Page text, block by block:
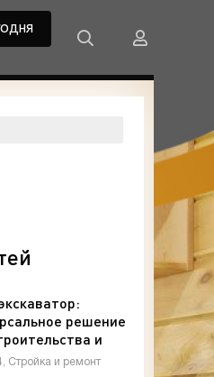
решение
и
Стройка и ремонт